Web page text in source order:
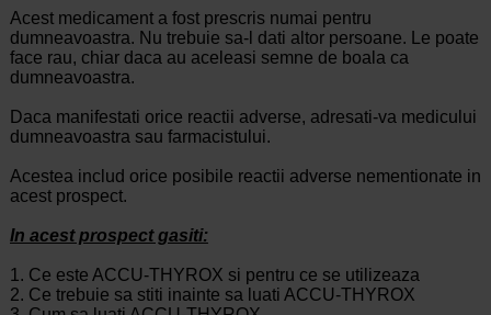
Acest medicament a fost prescris numai pentru
dumneavoastra. Nu trebuie sa-l dati altor persoane. Le poate
face rau, chiar daca au aceleasi semne de boala ca
dumneavoastra.
Daca manifestati orice reactii adverse, adresati-va medicului
dumneavoastra sau farmacistului.
Acestea includ orice posibile reactii adverse nementionate in
acest prospect.
In acest prospect gasiti:
1. Ce este ACCU-THYROX si pentru ce se utilizeaza
2. Ce trebuie sa stiti inainte sa luati ACCU-THYROX